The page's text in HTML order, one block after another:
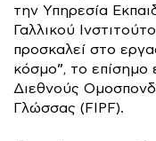
την Υπηρεσία
Γαλλικού
προσκαλεί στο
κόσμο”, το επίσημο
Διεθνούς
Γλώσσας (FIPF).